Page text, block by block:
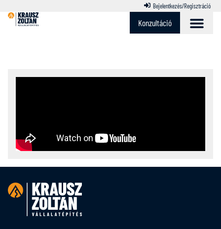
Bejelentkezés/Regisztráció
Konzultáció